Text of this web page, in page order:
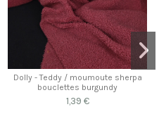
Dolly - Teddy / moumoute sherpa
bouclettes burgundy
1,39 €